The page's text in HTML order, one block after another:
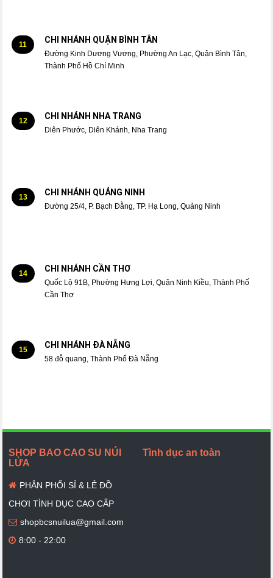
11 CHI NHÁNH QUẬN BÌNH TÂN
Đường Kinh Dương Vương, Phường An Lạc, Quận Bình Tân,
Thành Phố Hồ Chí Minh
12 CHI NHÁNH NHA TRANG
Diên Phước, Diên Khánh, Nha Trang
13 CHI NHÁNH QUẢNG NINH
Đường 25/4, P. Bạch Đằng, TP. Hạ Long, Quảng Ninh
14 CHI NHÁNH CẦN THƠ
Quốc Lộ 91B, Phường Hưng Lợi, Quận Ninh Kiều, Thành Phố
Cần Thơ
15 CHI NHÁNH ĐÀ NẴNG
58 đỗ quang, Thành Phố Đà Nẵng
SHOP BAO CAO SU NÚI
LỬA
PHÂN PHỐI SỈ & LẺ ĐỒ
CHƠI TÌNH DỤC CAO CẤP
shopbcsnuilua@gmail.com
8:00 - 22:00
Tình dục an toàn